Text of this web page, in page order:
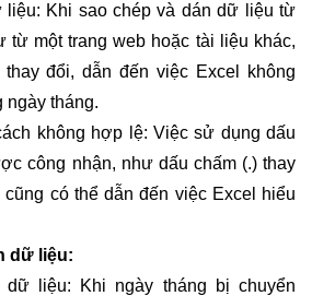
liệu: Khi sao chép và dán dữ liệu từ
từ một trang web hoặc tài liệu khác,
đổi, dẫn đến việc Excel không
ngày tháng.
không hợp lệ: Việc sử dụng dấu
công nhận, như dấu chấm (.) thay
có thể dẫn đến việc Excel hiểu
dữ liệu:
liệu: Khi ngày tháng bị chuyển